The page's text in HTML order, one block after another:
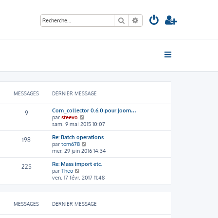
RechercherRecherche avancée
MESSAGES DERNIER MESSAGE
9
Com_collector 0.6.0 pour Joom…
par steevo
o
i
r
l
e
d
e
n
i
e
m
sam. 9 mai 2015 10:07
198
Re: Batch operations
par tom678
o
i
r
e
d
e
n
mer. 29 juin 2016 14:34
225
Re: Mass import etc.
par Theo
o
i
r
e
ven. 17 févr. 2017 11:48
MESSAGES DERNIER MESSAGE